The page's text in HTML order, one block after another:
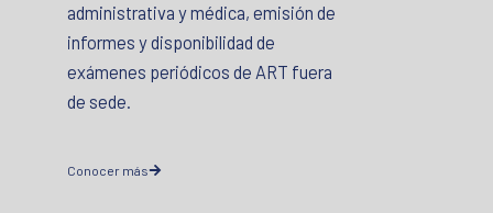
administrativa y médica, emisión de
informes y disponibilidad de
exámenes periódicos de ART fuera
de sede.
Conocer más